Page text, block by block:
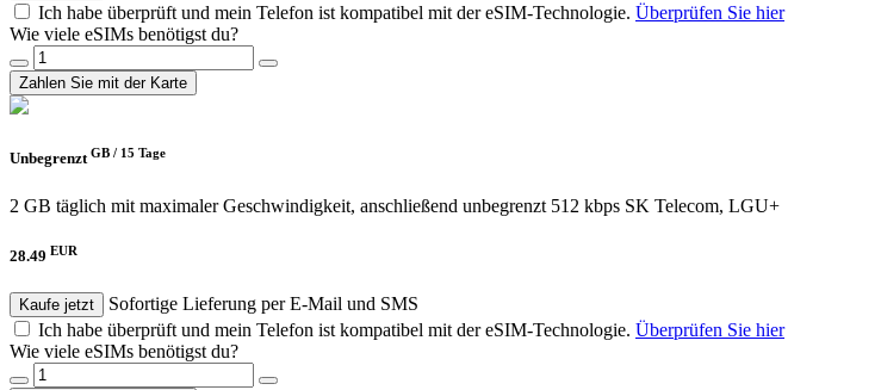
Ich habe überprüft und mein Telefon ist kompatibel mit der eSIM-Technologie. Überprüfen Sie hier
Wie viele eSIMs benötigst du?
Zahlen Sie mit der Karte
UnbegrenztGB / 15 Tage
2 GB täglich mit maximaler Geschwindigkeit, anschließend unbegrenzt 512 kbps SK Telecom, LGU+
28.49 EUR
Kaufe jetzt
Sofortige Lieferung per E-Mail und SMS
Ich habe überprüft und mein Telefon ist kompatibel mit der eSIM-Technologie. Überprüfen Sie hier
Wie viele eSIMs benötigst du?